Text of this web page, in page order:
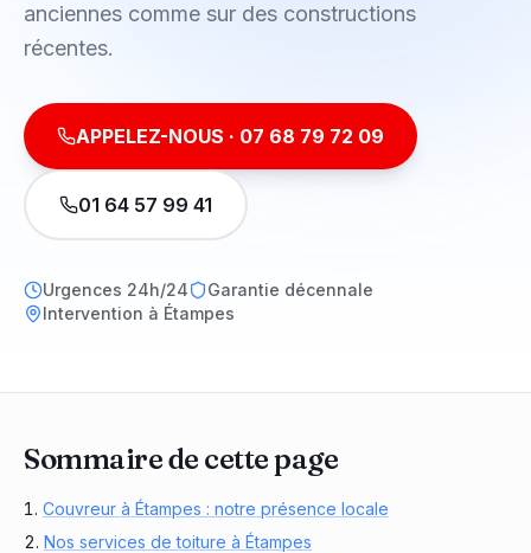
anciennes comme sur des constructions
récentes.
APPELEZ-NOUS · 07 68 79 72 09
01 64 57 99 41
Urgences 24h/24
Garantie décennale
Intervention à Étampes
Sommaire de cette page
Couvreur à Étampes : notre présence locale
Nos services de toiture à Étampes